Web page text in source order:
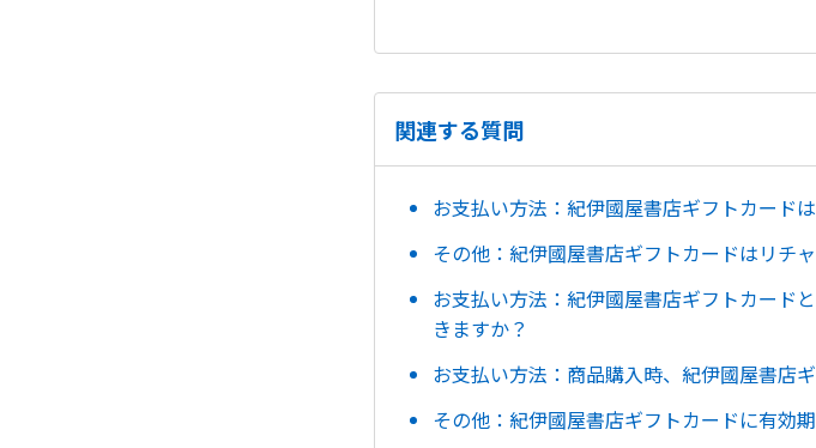
関連する質問
お支払い方法：紀伊國屋書店ギフトカード
その他：紀伊國屋書店ギフトカードはリチ
お支払い方法：紀伊國屋書店ギフトカード
きますか？
お支払い方法：商品購入時、紀伊國屋書店
その他：紀伊國屋書店ギフトカードに有効